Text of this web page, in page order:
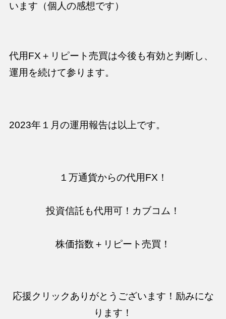
います（個人の感想です）
代用FX＋リピート売買は今後も有効と判断し、
運用を続けて参ります。
2023年１月の運用報告は以上です。
１万通貨からの代用FX！
投資信託も代用可！カブコム！
株価指数＋リピート売買！
応援クリックありがとうございます！励みにな
ります！